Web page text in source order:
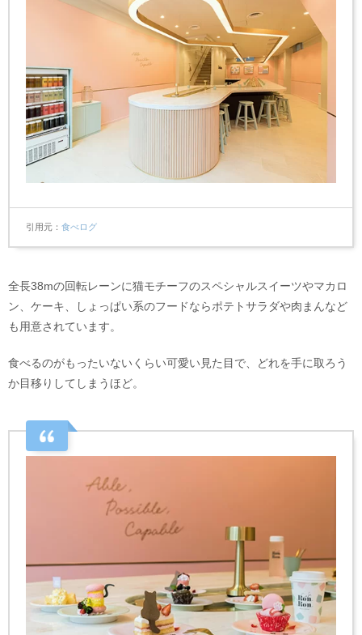
引用元 食べログ
全長38mの回転レーンに猫モチーフのスペシャルスイーツやマカロ
ン、ケーキ、しょっぱい系のフードならポテトサラダや肉まんなど
も用意されています。
食べるのがもったいないくらい可愛い見た目で、どれを手に取ろう
か目移りしてしまうほど。